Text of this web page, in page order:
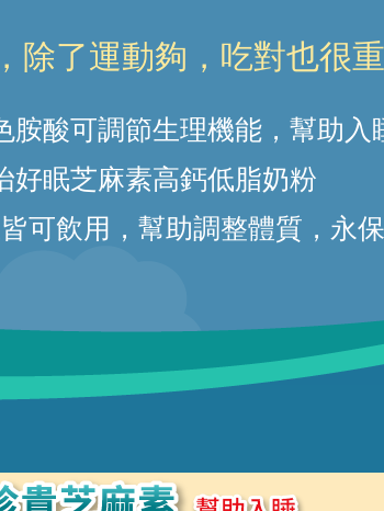
除了運動夠，吃對也很
胺酸可調節生理機能，幫助入
好眠芝麻素高鈣低脂奶粉
可飲用，幫助調整體質，永